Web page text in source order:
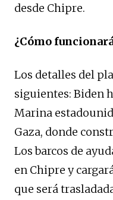
desde Chipre.
¿Cómo
Los detalles del
siguientes: Biden
Marina
Gaza, donde
Los barcos de
en Chipre y
que será